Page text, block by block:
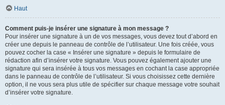
Haut
Comment puis-je insérer une signature à mon message ?
Pour insérer une signature à un de vos messages, vous devez tout d’abord en
créer une depuis le panneau de contrôle de l’utilisateur. Une fois créée, vous
pouvez cocher la case « Insérer une signature » depuis le formulaire de
rédaction afin d’insérer votre signature. Vous pouvez également ajouter une
signature qui sera insérée à tous vos messages en cochant la case appropriée
dans le panneau de contrôle de l’utilisateur. Si vous choisissez cette dernière
option, il ne vous sera plus utile de spécifier sur chaque message votre souhait
d’insérer votre signature.